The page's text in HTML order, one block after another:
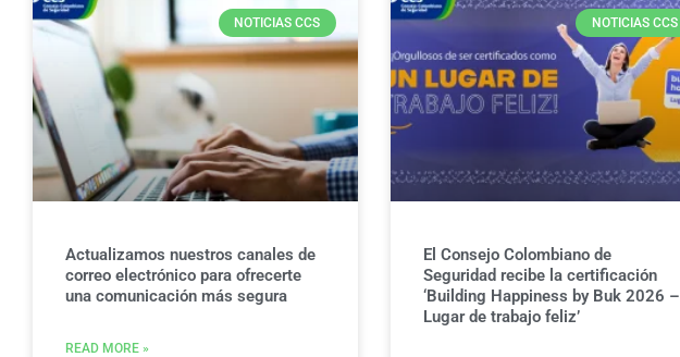
NOTICIAS CCS
Actualizamos nuestros canales de
correo electrónico para ofrecerte
una comunicación más segura
READ MORE »
NOTICIAS CCS
El Consejo Colombiano de
Seguridad recibe la certificación
‘Building Happiness by Buk 2026 –
Lugar de trabajo feliz’